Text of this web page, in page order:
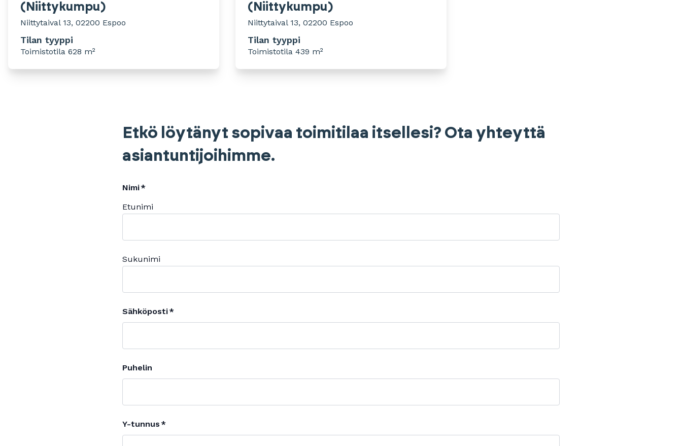
(Niittykumpu)
Niittytaival 13, 02200 Espoo
Tilan tyyppi
Toimistotila 628 m²
(Niittykumpu)
Niittytaival 13, 02200 Espoo
Tilan tyyppi
Toimistotila 439 m²
Etkö löytänyt sopivaa toimitilaa itsellesi? Ota yhteyttä
asiantuntijoihimme.
Nimi
Etunimi
Sukunimi
Sähköposti
Puhelin
Y-tunnus